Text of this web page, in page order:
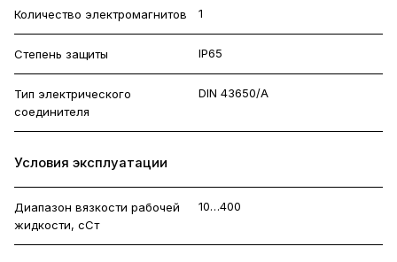
Количество электромагнитов 1
Степень защиты IP65
Тип электрического
соединителя
DIN 43650/A
Условия эксплуатации
Диапазон вязкости рабочей
жидкости, сСт
10…400